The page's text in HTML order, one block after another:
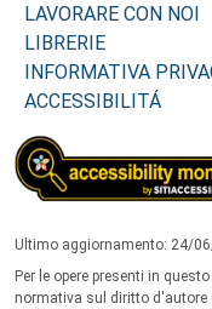
LAVORARE CON NOI
LIBRERIE
INFORMATIVA
ACCESSIBILITÁ
Ultimo aggiornamento: 24/
Per le opere presenti in
normativa sul diritto d'autore